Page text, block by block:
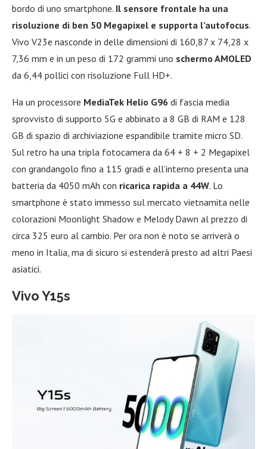
bordo di uno smartphone. Il sensore frontale ha una
risoluzione di ben 50 Megapixel e supporta l’autofocus.
Vivo V23e nasconde in delle dimensioni di 160,87 x 74,28 x
7,36 mm e in un peso di 172 grammi uno schermo AMOLED
da 6,44 pollici con risoluzione Full HD+.
Ha un processore MediaTek Helio G96 di fascia media
sprovvisto di supporto 5G e abbinato a 8 GB di RAM e 128
GB di spazio di archiviazione espandibile tramite micro SD.
Sul retro ha una tripla fotocamera da 64 + 8 + 2 Megapixel
con grandangolo fino a 115 gradi e all’interno presenta una
batteria da 4050 mAh con ricarica rapida a 44W. Lo
smartphone è stato immesso sul mercato vietnamita nelle
colorazioni Moonlight Shadow e Melody Dawn al prezzo di
circa 325 euro al cambio. Per ora non è noto se arriverà o
meno in Italia, ma di sicuro si estenderà presto ad altri Paesi
asiatici.
Vivo Y15s